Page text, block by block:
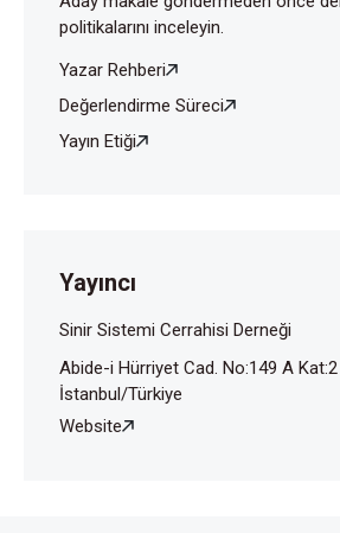
politikalarını inceleyin.
Yazar Rehberi
Değerlendirme Süreci
Yayın Etiği
Yayıncı
Sinir Sistemi Cerrahisi Derneği
Abide-i Hürriyet Cad. No:149 A Kat:2
İstanbul/Türkiye
Website